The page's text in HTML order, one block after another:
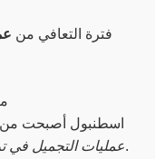
فترة التعافي من
اسطنبول أصبحت من
عمليات التجميل فيبتقنيات حديثة. هذا يضمن نتائج ممتازة.